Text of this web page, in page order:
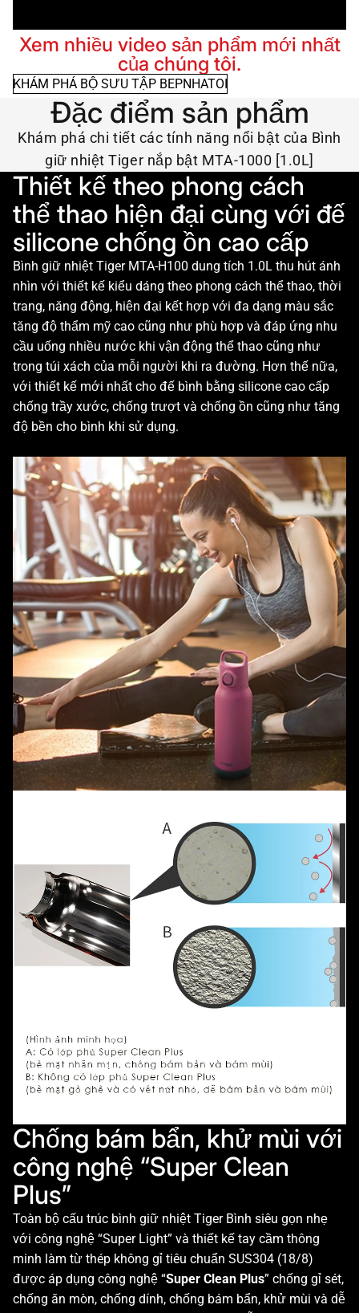
Xem nhiều video sản phẩm mới nhất
của chúng tôi.
KHÁM PHÁ BỘ SƯU TẬP BEPNHATOI
Đặc điểm sản phẩm
Khám phá chi tiết các tính năng nổi bật của Bình
giữ nhiệt Tiger nắp bật MTA-1000 [1.0L]
Thiết kế theo phong cách
thể thao hiện đại cùng với đế
silicone chống ồn cao cấp
Bình giữ nhiệt Tiger MTA-H100 dung tích 1.0L thu hút ánh
nhìn với thiết kế kiểu dáng theo phong cách thể thao, thời
trang, năng động, hiện đại kết hợp với đa dạng màu sắc
tăng độ thẩm mỹ cao cũng như phù hợp và đáp ứng nhu
cầu uống nhiều nước khi vận động thể thao cũng như
trong túi xách của mỗi người khi ra đường. Hơn thế nữa,
với thiết kế mới nhất cho đế bình bằng silicone cao cấp
chống trầy xước, chống trượt và chống ồn cũng như tăng
độ bền cho bình khi sử dụng.
Chống bám bẩn, khử mùi với
công nghệ “Super Clean
Plus”
Toàn bộ cấu trúc bình giữ nhiệt Tiger Bình siêu gọn nhẹ
với công nghệ “Super Light” và thiết kế tay cầm thông
minh làm từ thép không gỉ tiêu chuẩn SUS304 (18/8)
được áp dụng công nghệ “Super Clean Plus” chống gỉ sét,
chống ăn mòn, chống dính, chống bám bẩn, khử mùi và dễ